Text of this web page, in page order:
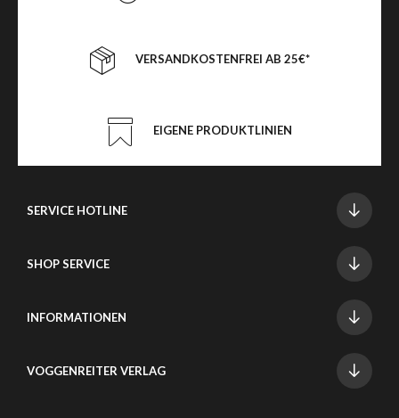
VERSANDKOSTENFREI AB 25€*
EIGENE PRODUKTLINIEN
SERVICE HOTLINE
SHOP SERVICE
INFORMATIONEN
VOGGENREITER VERLAG